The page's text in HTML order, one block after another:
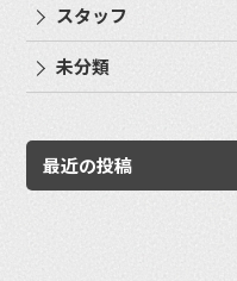
スタッフ
未分類
最近の投稿